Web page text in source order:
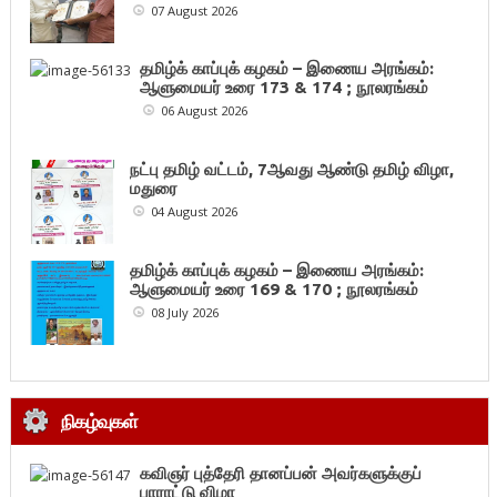
07 August 2026
தமிழ்க் காப்புக் கழகம் – இணைய அரங்கம்:
ஆளுமையர் உரை 173 & 174 ; நூலரங்கம்
06 August 2026
நட்பு தமிழ் வட்டம், 7ஆவது ஆண்டு தமிழ் விழா,
மதுரை
04 August 2026
தமிழ்க் காப்புக் கழகம் – இணைய அரங்கம்:
ஆளுமையர் உரை 169 & 170 ; நூலரங்கம்
08 July 2026
நிகழ்வுகள்
கவிஞர் புத்தேரி தானப்பன் அவர்களுக்குப்
பாராட்டு விழா